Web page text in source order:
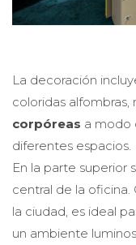
La decoración
coloridas
corpóreas a modo
diferentes espacios.
En la parte superior
central de la oficina.
la ciudad, es ideal
un ambiente